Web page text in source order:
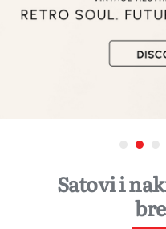
Satovi i